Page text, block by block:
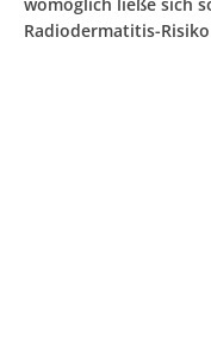
womöglich ließe sich
Radiodermatitis-